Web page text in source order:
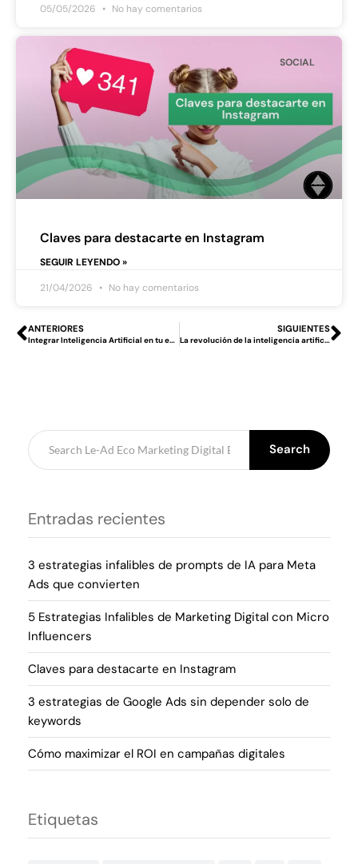
05/05/2026 No hay comentarios
SOCIAL
Claves para destacarte en Instagram
SEGUIR LEYENDO »
21/04/2026
No hay comentarios
ANTERIORES
Integrar Inteligencia Artificial en tu empresa
SIGUIENTES
La revolución de la inteligencia artificial
Search
Entradas recientes
3 estrategias infalibles de prompts de IA para Meta
Ads que convierten
5 Estrategias Infalibles de Marketing Digital con Micro
Influencers
Claves para destacarte en Instagram
3 estrategias de Google Ads sin depender solo de
keywords
Cómo maximizar el ROI en campañas digitales
Etiquetas